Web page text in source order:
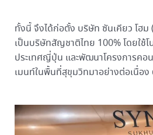
ทั้งนี้ จึงได้ก่อตั้ง บริษัท ซันเคียว โฮ
เป็นบริษัทสัญชาติไทย 100% โดยใช้โ
ประเทศญี่ปุ่น และพัฒนาโครงการคอ
เมนท์ในพื้นที่สุขุมวิทมาอย่างต่อเนื่อ